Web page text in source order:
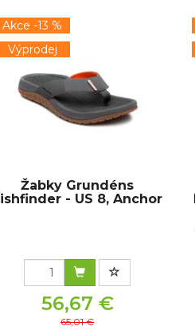
Akce -13 %
Výprodej
Žabky Grundéns
- US 8, Anchor
56,67 €
65,01 €